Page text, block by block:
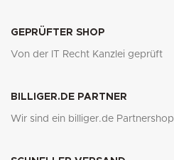
GEPRÜFTER SHOP
Von der IT Recht Kanzlei geprüft
BILLIGER.DE PARTNER
Wir sind ein billiger.de Partnershop